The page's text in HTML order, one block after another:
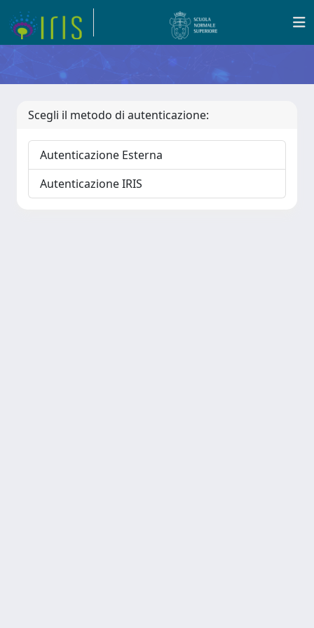
Scegli il metodo di autenticazione:
Autenticazione Esterna
Autenticazione IRIS